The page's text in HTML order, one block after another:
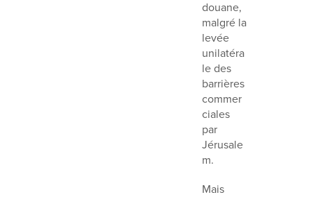
douane,
malgré la
levée
unilatéra
le des
barrières
commer
ciales
par
Jérusale
m.
Mais